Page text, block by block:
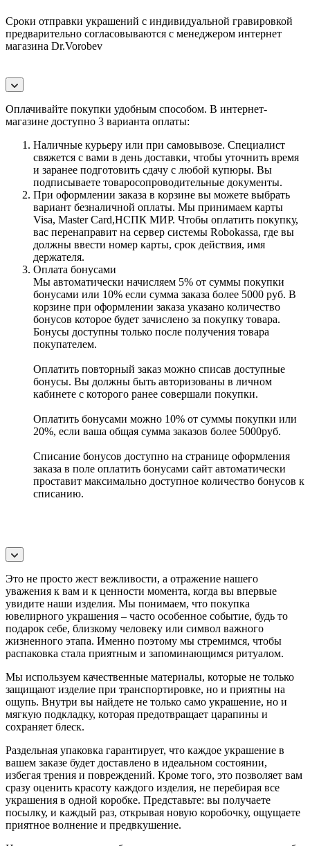
Сроки отправки украшений с индивидуальной гравировкой
предварительно согласовываются с менеджером интернет
магазина Dr.Vorobev
Оплачивайте покупки удобным способом. В интернет-
магазине доступно 3 варианта оплаты:
Наличные курьеру или при самовывозе. Специалист
свяжется с вами в день доставки, чтобы уточнить время
и заранее подготовить сдачу с любой купюры. Вы
подписываете товаросопроводительные документы.
При оформлении заказа в корзине вы можете выбрать
вариант безналичной оплаты. Мы принимаем карты
Visa, Master Card,НСПК МИР. Чтобы оплатить покупку,
вас перенаправит на сервер системы Robokassa, где вы
должны ввести номер карты, срок действия, имя
держателя.
Оплата бонусами
Мы автоматически начисляем 5% от суммы покупки
бонусами или 10% если сумма заказа более 5000 руб. В
корзине при оформлении заказа указано количество
бонусов которое будет зачислено за покупку товара.
Бонусы доступны только после получения товара
покупателем.
Оплатить повторный заказ можно списав доступные
бонусы. Вы должны быть авторизованы в личном
кабинете с которого ранее совершали покупки.
Оплатить бонусами можно 10% от суммы покупки или
20%, если ваша общая сумма заказов более 5000руб.
Списание бонусов доступно на странице оформления
заказа в поле оплатить бонусами сайт автоматически
проставит максимально доступное количество бонусов к
списанию.
Это не просто жест вежливости, а отражение нашего
уважения к вам и к ценности момента, когда вы впервые
увидите наши изделия. Мы понимаем, что покупка
ювелирного украшения – часто особенное событие, будь то
подарок себе, близкому человеку или символ важного
жизненного этапа. Именно поэтому мы стремимся, чтобы
распаковка стала приятным и запоминающимся ритуалом.
Мы используем качественные материалы, которые не только
защищают изделие при транспортировке, но и приятны на
ощупь. Внутри вы найдете не только само украшение, но и
мягкую подкладку, которая предотвращает царапины и
сохраняет блеск.
Раздельная упаковка гарантирует, что каждое украшение в
вашем заказе будет доставлено в идеальном состоянии,
избегая трения и повреждений. Кроме того, это позволяет вам
сразу оценить красоту каждого изделия, не перебирая все
украшения в одной коробке. Представьте: вы получаете
посылку, и каждый раз, открывая новую коробочку, ощущаете
приятное волнение и предвкушение.